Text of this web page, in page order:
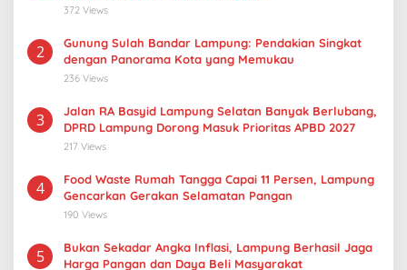
372 Views
2
Gunung Sulah Bandar Lampung: Pendakian Singkat
dengan Panorama Kota yang Memukau
236 Views
3
Jalan RA Basyid Lampung Selatan Banyak Berlubang,
DPRD Lampung Dorong Masuk Prioritas APBD 2027
217 Views
4
Food Waste Rumah Tangga Capai 11 Persen, Lampung
Gencarkan Gerakan Selamatan Pangan
190 Views
5
Bukan Sekadar Angka Inflasi, Lampung Berhasil Jaga
Harga Pangan dan Daya Beli Masyarakat